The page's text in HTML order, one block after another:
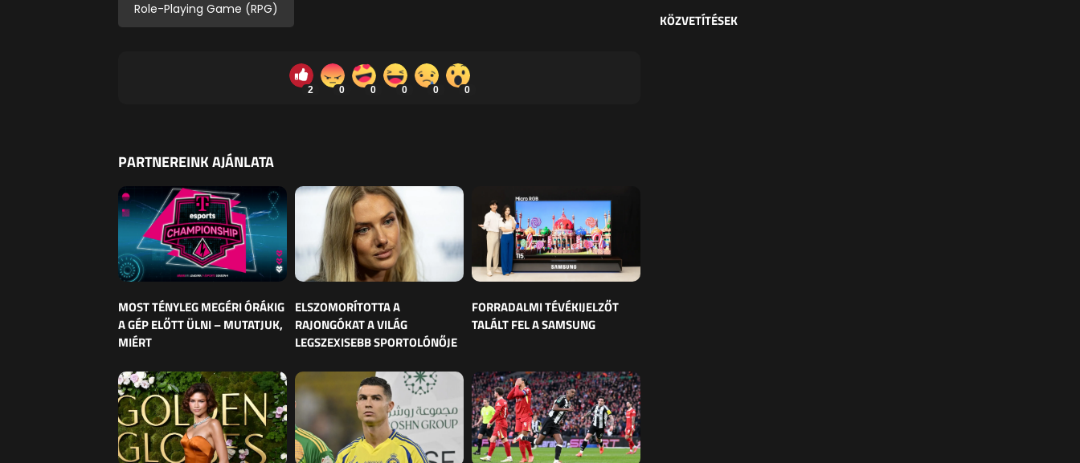
Role-Playing Game (RPG)
2 0 0 0 0 0
PARTNEREINK AJÁNLATA
MOST TÉNYLEG MEGÉRI ÓRÁKIG
A GÉP ELŐTT ÜLNI – MUTATJUK,
MIÉRT
ELSZOMORÍTOTTA A
RAJONGÓKAT A VILÁG
LEGSZEXISEBB SPORTOLÓNŐJE
FORRADALMI TÉVÉKIJELZŐT
TALÁLT FEL A SAMSUNG
KÖZVETÍTÉSEK